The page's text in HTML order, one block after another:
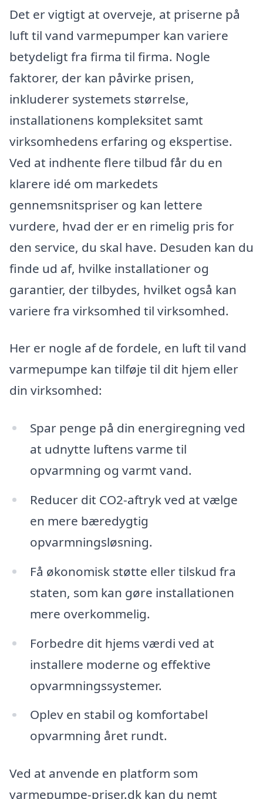
Det er vigtigt at overveje, at priserne på
luft til vand varmepumper kan variere
betydeligt fra firma til firma. Nogle
faktorer, der kan påvirke prisen,
inkluderer systemets størrelse,
installationens kompleksitet samt
virksomhedens erfaring og ekspertise.
Ved at indhente flere tilbud får du en
klarere idé om markedets
gennemsnitspriser og kan lettere
vurdere, hvad der er en rimelig pris for
den service, du skal have. Desuden kan du
finde ud af, hvilke installationer og
garantier, der tilbydes, hvilket også kan
variere fra virksomhed til virksomhed.
Her er nogle af de fordele, en luft til vand
varmepumpe kan tilføje til dit hjem eller
din virksomhed:
Spar penge på din energiregning ved
at udnytte luftens varme til
opvarmning og varmt vand.
Reducer dit CO2-aftryk ved at vælge
en mere bæredygtig
opvarmningsløsning.
Få økonomisk støtte eller tilskud fra
staten, som kan gøre installationen
mere overkommelig.
Forbedre dit hjems værdi ved at
installere moderne og effektive
opvarmningssystemer.
Oplev en stabil og komfortabel
opvarmning året rundt.
Ved at anvende en platform som
varmepumpe-priser.dk kan du nemt